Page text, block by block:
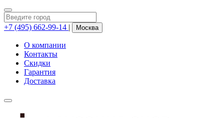
+7 (495) 662-99-14 | Москва
О компании
Контакты
Скидки
Гарантия
Доставка